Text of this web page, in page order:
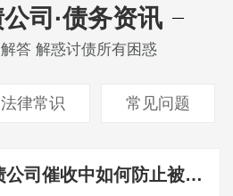
司·债务资讯
答 解惑讨债所有困惑
法律常识 常见问题
苏州讨债公司催收中如何防止被债务人带偏节奏